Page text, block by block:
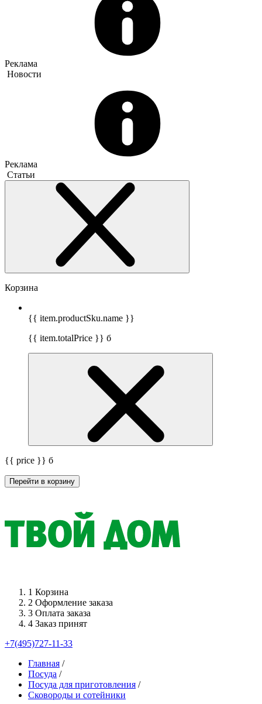
Реклама
Новости
Реклама
Статьи
Корзина
{{ item.productSku.name }}
{{ item.totalPrice }} б
{{ price }} б
Перейти в корзину
1 Корзина
2 Оформление заказа
3 Оплата заказа
4 Заказ принят
+7(495)727-11-33
Главная /
Посуда /
Посуда для приготовления /
Сковороды и сотейники